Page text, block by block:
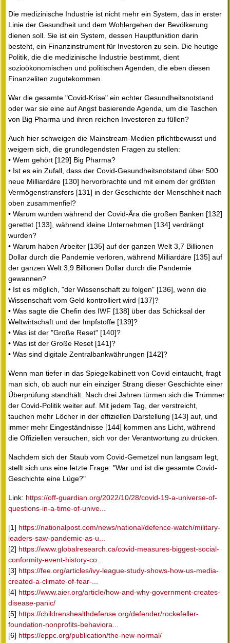
Die medizinische Industrie ist nicht mehr ein System, das in erster
Linie der Gesundheit und dem Wohlergehen der Bevölkerung
dienen soll. Sie ist ein System, dessen Hauptfunktion darin
besteht, ein Finanzinstrument für Investoren zu sein. Die heutige
Politik, die die medizinische Industrie bestimmt, dient
sozioökonomischen und politischen Agenden, die eben diesen
Finanzeliten zugutekommen.
War die gesamte "Covid-Krise" ein echter Gesundheitsnotstand
oder war sie eine auf Angst basierende Agenda, um die Taschen
von Big Pharma und ihren reichen Investoren zu füllen?
Auch hier schweigen die Mainstream-Medien pflichtbewusst und
weigern sich, die grundlegendsten Fragen zu stellen:
• Wem gehört [129] Big Pharma?
• Ist es ein Zufall, dass der Covid-Gesundheitsnotstand über 500
neue Milliardäre [130] hervorbrachte und mit einem der größten
Vermögenstransfers [131] in der Geschichte der Menschheit nach
oben zusammenfiel?
• Warum wurden während der Covid-Ära die großen Banken [132]
gerettet [133], während kleine Unternehmen [134] verdrängt
wurden?
• Warum haben Arbeiter [135] auf der ganzen Welt 3,7 Billionen
Dollar durch die Pandemie verloren, während Milliardäre [135] auf
der ganzen Welt 3,9 Billionen Dollar durch die Pandemie
gewannen?
• Ist es möglich, "der Wissenschaft zu folgen" [136], wenn die
Wissenschaft vom Geld kontrolliert wird [137]?
• Was sagte die Chefin des IWF [138] über das Schicksal der
Weltwirtschaft und der Impfstoffe [139]?
• Was ist der "Große Reset" [140]?
• Was ist der Große Reset [141]?
• Was sind digitale Zentralbankwährungen [142]?
Wenn man tiefer in das Spiegelkabinett von Covid eintaucht, fragt
man sich, ob auch nur ein einziger Strang dieser Geschichte einer
Überprüfung standhält. Nach drei Jahren türmen sich die Trümmer
der Covid-Politik weiter auf. Mit jedem Tag, der verstreicht,
tauchen mehr Löcher in der offiziellen Darstellung [143] auf, und
immer mehr Eingeständnisse [144] kommen ans Licht, während
die Offiziellen versuchen, sich vor der Verantwortung zu drücken.
Nachdem sich der Staub vom Covid-Gemetzel nun langsam legt,
stellt sich uns eine letzte Frage: "War und ist die gesamte Covid-
Geschichte eine Lüge?"
Link: https://off-guardian.org/2022/10/28/covid-19-a-universe-of-
questions-in-a-time-of-unive...
[1] https://nationalpost.com/news/national/defence-watch/military-
leaders-saw-pandemic-as-u...
[2] https://www.globalresearch.ca/covid-measures-biggest-social-
conformity-event-history-co...
[3] https://fee.org/articles/ivy-league-study-shows-how-us-media-
created-a-climate-of-fear-...
[4] https://www.aier.org/article/how-and-why-government-creates-
disease-panic/
[5] https://childrenshealthdefense.org/defender/rockefeller-
foundation-nonprofits-behaviora...
[6] https://eppc.org/publication/the-new-normal/